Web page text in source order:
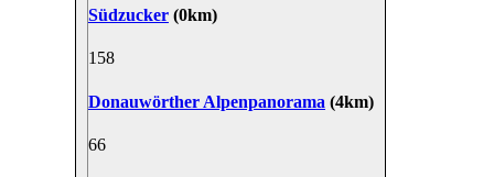
Südzucker (0km)
158
Donauwörther Alpenpanorama (4km)
66